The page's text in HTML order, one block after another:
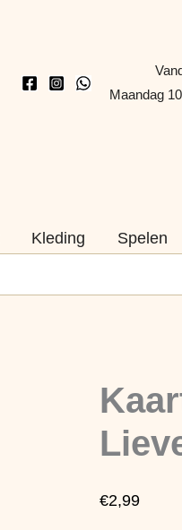
Maandag
Kleding Spelen
€2,99
Pen
-
"Bedankt
aantal